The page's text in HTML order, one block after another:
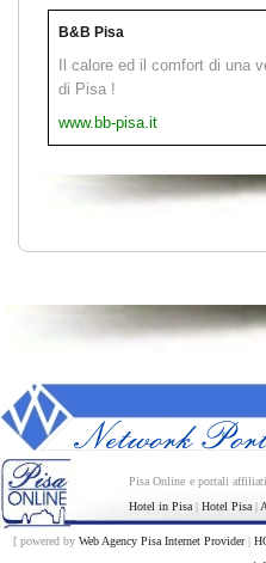
B&B Pisa
Il calore ed il comfort di una
di Pisa !
www.bb-pisa.it
Pisa Online e portali
Hotel in Pisa | Hotel Pisa |
[ powered by Web Agency Pisa Internet Provider|